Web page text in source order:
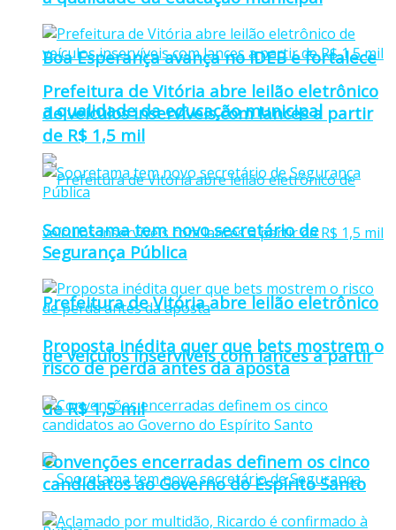
Boa Esperança avança no IDEB e fortalece
a qualidade da educação municipal
Prefeitura de Vitória abre leilão eletrônico
de veículos inservíveis com lances a partir
de R$ 1,5 mil
Prefeitura de Vitória abre leilão eletrônico
de veículos inservíveis com lances a partir
de R$ 1,5 mil
Sooretama tem novo secretário de
Segurança Pública
Proposta inédita quer que bets mostrem o
risco de perda antes da aposta
Convenções encerradas definem os cinco
candidatos ao Governo do Espírito Santo